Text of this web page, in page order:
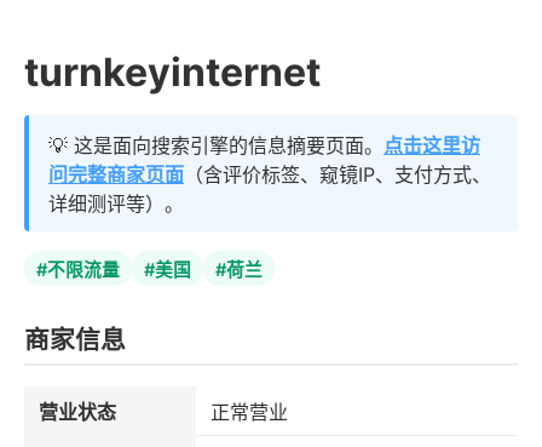
turnkeyinternet
💡 这是面向搜索引擎的信息摘要页面。 点击这里访
问完整商家页面 （含评价标签、窥镜IP、支付方式、
详细测评等）。
#不限流量 #美国 #荷兰
商家信息
营业状态
正常营业